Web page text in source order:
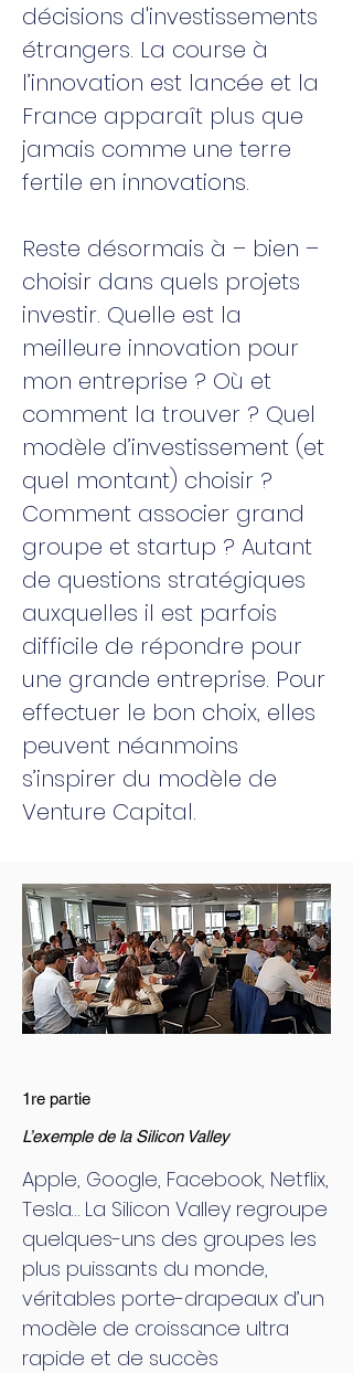
décisions d'investissements
étrangers. La course à
l’innovation est lancée et la
France apparaît plus que
jamais comme une terre
fertile en innovations.
Reste désormais à – bien –
choisir dans quels projets
investir. Quelle est la
meilleure innovation pour
mon entreprise ? Où et
comment la trouver ? Quel
modèle d’investissement (et
quel montant) choisir ?
Comment associer grand
groupe et startup ? Autant
de questions stratégiques
auxquelles il est parfois
difficile de répondre pour
une grande entreprise. Pour
effectuer le bon choix, elles
peuvent néanmoins
s’inspirer du modèle de
Venture Capital.
1re partie
L’exemple de la Silicon Valley
Apple, Google, Facebook, Netflix,
Tesla… La Silicon Valley regroupe
quelques-uns des groupes les
plus puissants du monde,
véritables porte-drapeaux d’un
modèle de croissance ultra
rapide et de succès